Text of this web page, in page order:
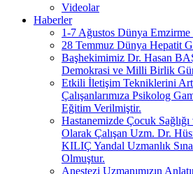
Videolar
Haberler
1-7 Ağustos Dünya Emzirme
28 Temmuz Dünya Hepatit
Başhekimimiz Dr. Hasan
Demokrasi ve Milli Birlik
Etkili İletişim Tekniklerini
Çalışanlarımıza Psikolog
Eğitim Verilmiştir.
Hastanemizde Çocuk Sağlığı
Olarak Çalışan Uzm. Dr.
KILIÇ Yandal Uzmanlık
Olmuştur.
Anestezi Uzmanımızın